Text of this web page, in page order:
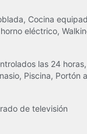
Cocina
eléctrico,
las 24
Piscina, Portón
de televisión